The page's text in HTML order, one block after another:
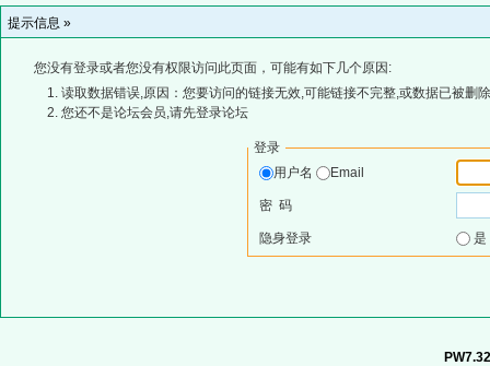
提示信息 »
您没有登录或者您没有权限访问此页面，可能有如下几个原因:
读取数据错误,原因：您要访问的链接无效,可能链接不完整,或数据已被删
您还不是论坛会员,请先登录论坛
登录
用户名
Email
密 码
隐身登录